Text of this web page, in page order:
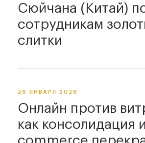
Сюйчана (Китай)
сотрудникам
слитки
26 ЯНВАРЯ 2026
Онлайн против
как консолидация